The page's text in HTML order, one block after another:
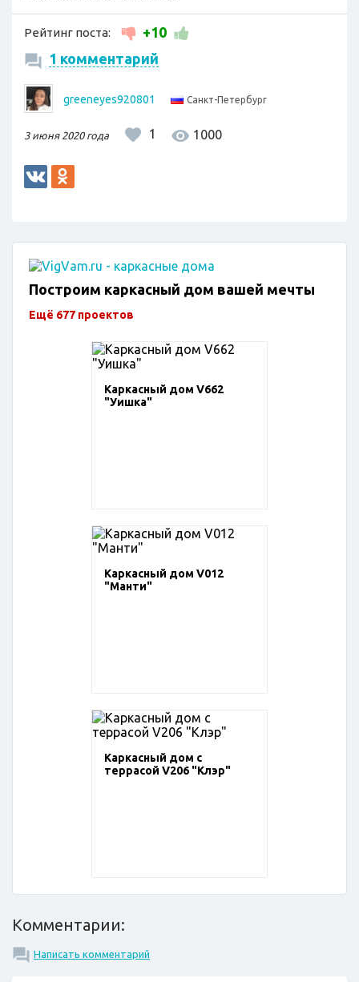
Рейтинг поста:
+10
1 комментарий
greeneyes920801 Санкт-Петербург
3 июня 2020 года 1 1000
Построим каркасный дом вашей мечты
Ещё 677 проектов
Каркасный дом V662
"Уишка"
Каркасный дом V012
"Манти"
Каркасный дом с
террасой V206 "Клэр"
Комментарии:
Написать комментарий